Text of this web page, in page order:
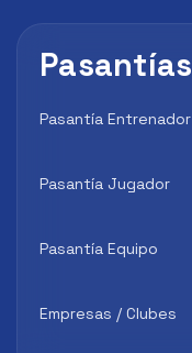
Pasantías
Pasantía Entrenador
Pasantía Jugador
Pasantía Equipo
Empresas / Clubes